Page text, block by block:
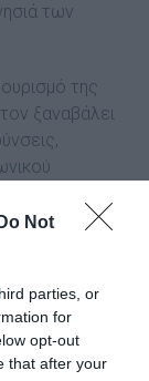
Do Not
parties, or
for
opt-out
that after your
των
της
ξαναβάλει
τουρισμού
αν και
καμία